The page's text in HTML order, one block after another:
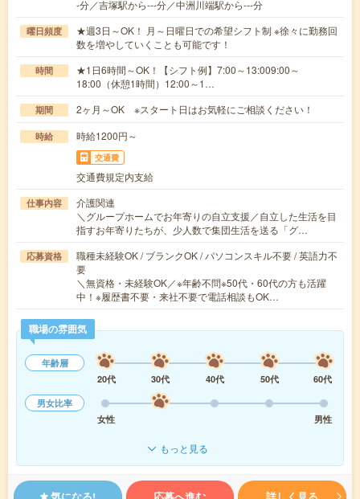
-分／吉塚駅から---分／中洲川端駅から---分
曜日頻度
★週3日～OK！ 月～日曜日での希望シフト制 ※徐々に勤務回
数を増やしていくことも可能です！
時間
★1日6時間～OK！【シフト例】7:00～13:009:00～
18:00（休憩1時間）12:00～1…
期間 2ヶ月～OK ※スタート日はお気軽にご相談ください！
時給 時給1200円～
交通費
交通費規定内支給
仕事内容
介護関連
＼グループホームでお年寄りの自立支援／自立した生活を目
指すお年寄りたちが、少人数で集団生活を送る「グ…
応募資格
職種未経験OK / ブランクOK / パソコンスキル不要 / 英語力不
要
＼無資格・未経験OK／※年齢不問※50代・60代の方も活躍
中！※履歴書不要・来社不要で電話相談もOK…
職場の雰囲気
年齢層
20代
30代 40代 50代
60代
男女比率
女性
男性
もっと見る